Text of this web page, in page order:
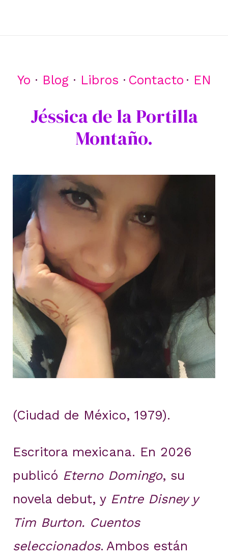
Yo · Blog· Libros · Contacto · EN
Jéssica de la Portilla
Montaño.
(Ciudad de México, 1979).
Escritora mexicana. En 2026
publicó Eterno Domingo, su
novela debut, y Entre Disney y
Tim Burton. Cuentos
seleccionados. Ambos están